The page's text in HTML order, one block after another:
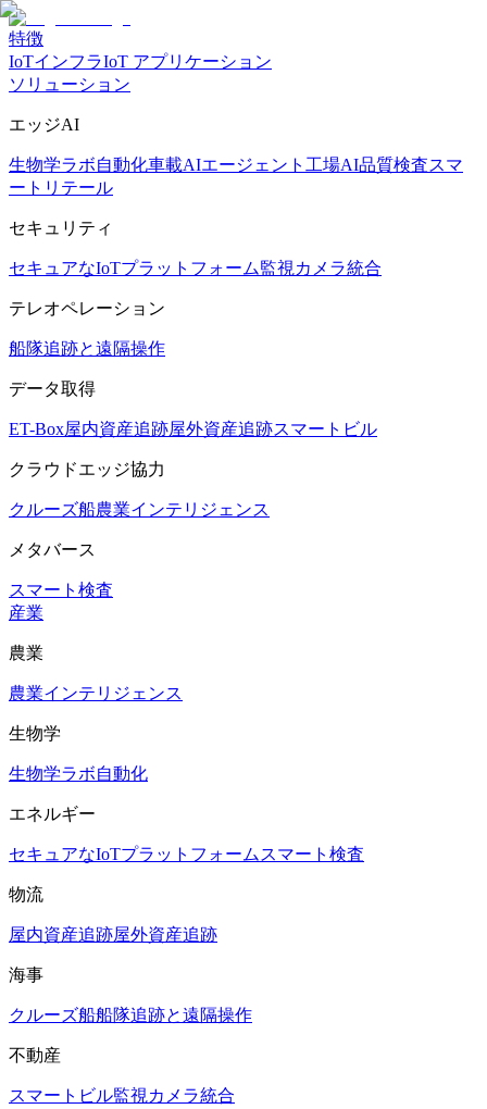
特徴
IoTインフラIoT アプリケーション
ソリューション
エッジAI
生物学ラボ自動化車載AIエージェント 工場AI品質検査スマ
ートリテール
セキュリティ
セキュアなIoTプラットフォーム監視カメラ統合
テレオペレーション
船隊追跡と遠隔操作
データ取得
ET-Box屋内資産追跡屋外資産追跡スマートビル
クラウドエッジ協力
クルーズ船農業インテリジェンス
メタバース
スマート検査
産業
農業
農業インテリジェンス
生物学
生物学ラボ自動化
エネルギー
セキュアなIoTプラットフォーム スマート検査
物流
屋内資産追跡屋外資産追跡
海事
クルーズ船船隊追跡と遠隔操作
不動産
スマートビル監視カメラ統合